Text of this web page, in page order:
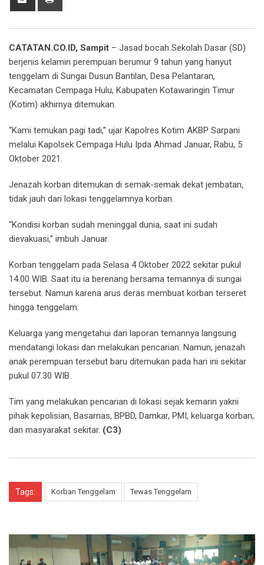
CATATAN.CO.ID, Sampit – Jasad bocah Sekolah Dasar (SD)
berjenis kelamin perempuan berumur 9 tahun yang hanyut
tenggelam di Sungai Dusun Bantilan, Desa Pelantaran,
Kecamatan Cempaga Hulu, Kabupaten Kotawaringin Timur
(Kotim) akhirnya ditemukan.
“Kami temukan pagi tadi,” ujar Kapolres Kotim AKBP Sarpani
melalui Kapolsek Cempaga Hulu Ipda Ahmad Januar, Rabu, 5
Oktober 2021.
Jenazah korban ditemukan di semak-semak dekat jembatan,
tidak jauh dari lokasi tenggelamnya korban.
“Kondisi korban sudah meninggal dunia, saat ini sudah
dievakuasi,” imbuh Januar.
Korban tenggelam pada Selasa 4 Oktober 2022 sekitar pukul
14.00 WIB. Saat itu ia berenang bersama temannya di sungai
tersebut. Namun karena arus deras membuat korban terseret
hingga tenggelam.
Keluarga yang mengetahui dari laporan temannya langsung
mendatangi lokasi dan melakukan pencarian. Namun, jenazah
anak perempuan tersebut baru ditemukan pada hari ini sekitar
pukul 07.30 WIB.
Tim yang melakukan pencarian di lokasi sejak kemarin yakni
pihak kepolisian, Basarnas, BPBD, Damkar, PMI, keluarga korban,
dan masyarakat sekitar. (C3)
Tags: Korban Tenggelam Tewas Tenggelam